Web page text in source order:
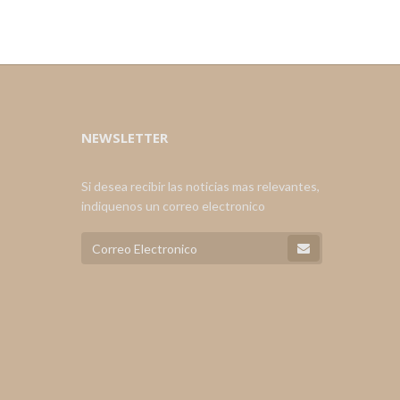
NEWSLETTER
Si desea recibir las noticias mas relevantes,
indiquenos un correo electronico